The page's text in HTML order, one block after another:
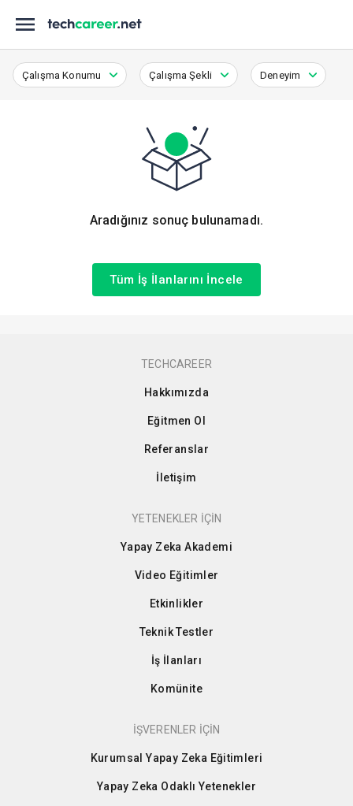
Çalışma Konumu Çalışma Şekli Deneyim
Aradığınız sonuç bulunamadı.
Tüm İş İlanlarını İncele
TECHCAREER
Hakkımızda
Eğitmen Ol
Referanslar
İletişim
YETENEKLER İÇİN
Yapay Zeka Akademi
Video Eğitimler
Etkinlikler
Teknik Testler
İş İlanları
Komünite
İŞVERENLER İÇİN
Kurumsal Yapay Zeka Eğitimleri
Yapay Zeka Odaklı Yetenekler